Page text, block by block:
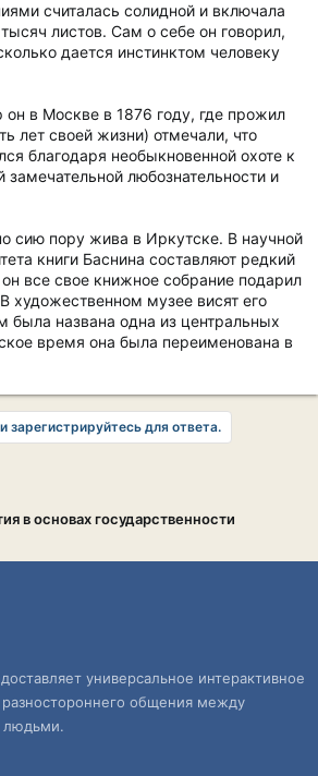
считалась солидной и включала
листов. Сам о себе он говорил,
дается инстинктом человеку
он в Москве в 1876 году, где прожил
лет своей жизни) отмечали, что
благодаря необыкновенной охоте к
любознательности и
сию пору жива в Иркутске. В научной
книги Баснина составляют редкий
все свое книжное собрание подарил
художественном музее висят его
была названа одна из центральных
время она была переименована в
зарегистрируйтесь для ответа.
в основах государственности
универсальное интерактивное
разностороннего общения между
людьми.